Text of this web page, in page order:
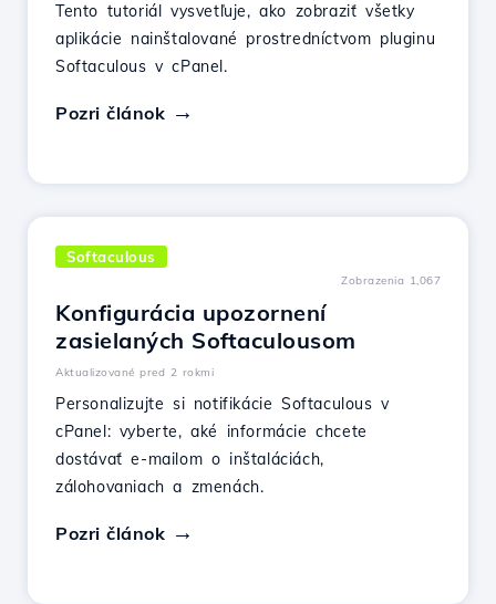
Tento tutoriál vysvetľuje, ako zobraziť všetky
aplikácie nainštalované prostredníctvom pluginu
Softaculous v cPanel.
Pozri článok
Softaculous
Zobrazenia 1,067
Konfigurácia upozornení
zasielaných Softaculousom
Aktualizované pred 2 rokmi
Personalizujte si notifikácie Softaculous v
cPanel: vyberte, aké informácie chcete
dostávať e-mailom o inštaláciách,
zálohovaniach a zmenách.
Pozri článok